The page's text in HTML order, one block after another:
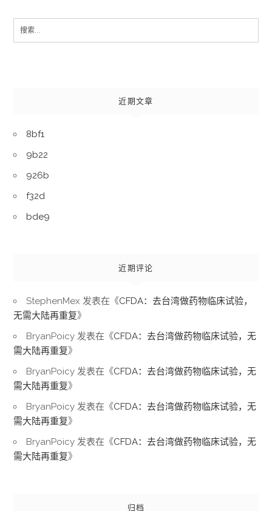
Search
近期文章
8bf1
9b22
926b
f32d
bde9
近期评论
StephenMex 发表在《CFDA：去台湾做药物临床试验，
无需大陆再重复》
BryanPoicy 发表在《CFDA：去台湾做药物临床试验，无
需大陆再重复》
BryanPoicy 发表在《CFDA：去台湾做药物临床试验，无
需大陆再重复》
BryanPoicy 发表在《CFDA：去台湾做药物临床试验，无
需大陆再重复》
BryanPoicy 发表在《CFDA：去台湾做药物临床试验，无
需大陆再重复》
归档